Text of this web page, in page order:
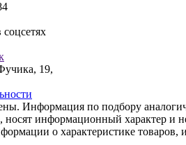
19,
Информация по подбору
носят информационный характер и
о харaктеристике